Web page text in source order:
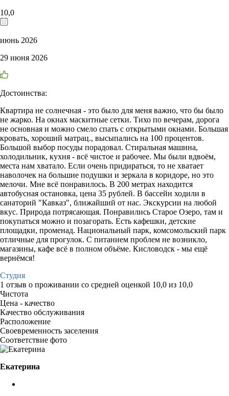
10,0
июнь 2026
29 июня 2026
Достоинства:
Квартира не солнечная - это было для меня важно, что бы было
не жарко. На окнах маскитные сетки. Тихо по вечерам, дорога
не основная и можно смело спать с открытыми окнами. Большая
кровать, хороший матрац., высыпались на 100 процентов.
Большой выбор посуды порадовал. Стиральная машина,
холодильник, кухня - всё чистое и рабочее. Мы были вдвоём,
места нам хватало. Если очень придираться, то не хватает
наволочек на большие подушки и зеркала в коридоре, но это
мелочи. Мне всё понравилось. В 200 метрах находится
автобусная остановка, цена 35 рублей. В бассейн ходили в
санаторий "Кавказ", ближайший от нас. Экскурсии на любой
вкус. Природа потрясающая. Понравились Старое Озеро, там и
покупаться можно и позагорать. Есть кафешки, детские
площадки, променад. Национальный парк, комсомольский парк
отличные для прогулок. С питанием проблем не возникло,
магазины, кафе всё в полном объёме. Кисловодск - мы ещё
вернёмся!
Студия
1 отзыв о проживании со средней оценкой 10,0 из 10,0
Чистота
Цена - качество
Качество обслуживания
Расположение
Своевременность заселения
Соответствие фото
Екатерина